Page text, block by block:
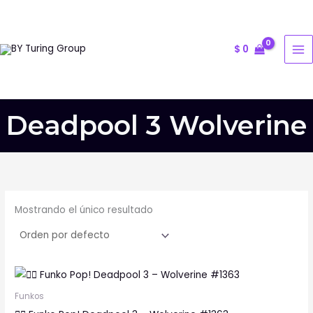
contenido
$ 0
Deadpool 3 Wolverine
Mostrando el único resultado
Funkos